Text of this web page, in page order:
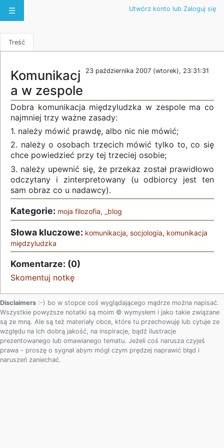
☰ Utwórz konto lub Zaloguj się
Treść
23 października 2007 (wtorek), 23:31:31
Komunikacj
a w zespole
Dobra komunikacja międzyludzka w zespole ma co
najmniej trzy ważne zasady:
1. należy mówić prawdę, albo nic nie mówić;
2. należy o osobach trzecich mówić tylko to, co się
chce powiedzieć przy tej trzeciej osobie;
3. należy upewnić się, że przekaz został prawidłowo
odczytany i zinterpretowany (u odbiorcy jest ten
sam obraz co u nadawcy).
Kategorie: moja filozofia, _blog
Słowa kluczowe: komunikacja, socjologia, komunikacja
międzyludzka
Komentarze: (0)
Skomentuj notkę
Disclaimers :-) bo w stopce coś wyglądającego mądrze można napisać.
Wszystkie powyższe notatki są moim © wymysłem i jako takie związane
są ze mną. Ale są też materiały obce, które tu przechowuję lub cytuje ze
względu na ich dobrą jakość, na inspiracje, bądź ilustracje
prezentowanego lub omawianego tematu. Jeżeli coś narusza czyjeś
prawa - proszę o sygnał abym mógł czym prędzej naprawić błąd i
naruszeń zaniechać.